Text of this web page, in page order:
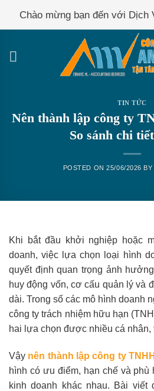
Chào mừng bạn đến với Dịch
TIN TỨC
Nên thành lập công ty
So sánh chi
POSTED ON25/06/2026 BY
Khi bắt đầu khởi nghiệp hoặc
doanh, việc lựa chọn loại hình
quyết định quan trọng ảnh
huy động vốn, cơ cấu quản lý và
dài. Trong số các mô hình doanh
công ty trách nhiệm hữu hạn
hai lựa chọn được nhiều cá nhân,
Vậy nên thành lập công ty
hình có ưu điểm, hạn chế và
kinh doanh khác nhau. Bài viết